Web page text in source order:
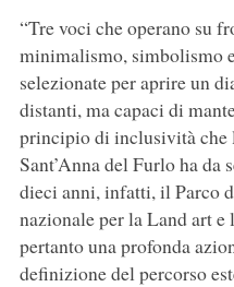
“Tre voci che operano su
minimalismo, simbolismo
selezionate per aprire un
distanti, ma capaci di
principio di inclusività che
Sant’Anna del Furlo ha
dieci anni, infatti, il Parco
nazionale per la Land art e
pertanto una profonda
definizione del percorso